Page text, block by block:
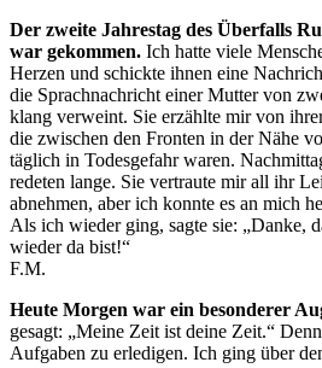
Der zweite Jahrestag des Überfalls
war gekommen. Ich hatte viele
Herzen und schickte ihnen eine
die Sprachnachricht einer Mutter von
klang verweint. Sie erzählte mir von
die zwischen den Fronten in der Nähe
täglich in Todesgefahr waren.
redeten lange. Sie vertraute mir all ihr
abnehmen, aber ich konnte es an mich
Als ich wieder ging, sagte sie: „Danke,
wieder da bist!“
F.M.
Heute Morgen war ein besonderer
gesagt: „Meine Zeit ist deine Zeit.“
Aufgaben zu erledigen. Ich ging über